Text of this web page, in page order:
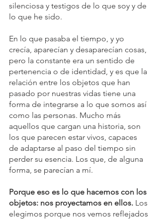
silenciosa y testigos de lo que soy y de
lo que he sido.
En lo que pasaba el tiempo, y yo
crecía, aparecían y desaparecían cosas,
pero la constante era un sentido de
pertenencia o de identidad, y es que la
relación entre los objetos que han
pasado por nuestras vidas tiene una
forma de integrarse a lo que somos así
como las personas. Mucho más
aquellos que cargan una historia, son
los que parecen estar vivos, capaces
de adaptarse al paso del tiempo sin
perder su esencia. Los que, de alguna
forma, se parecían a mí.
Porque eso es lo que hacemos con los
objetos: nos proyectamos en ellos. Los
elegimos porque nos vemos reflejados